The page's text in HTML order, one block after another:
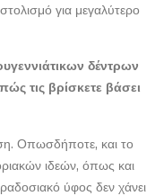
για μεγαλύτερο
δέντρων
τις βρίσκετε βάσει
Οπωσδήποτε, και το
ιδεών, όπως και
ύφος δεν χάνει